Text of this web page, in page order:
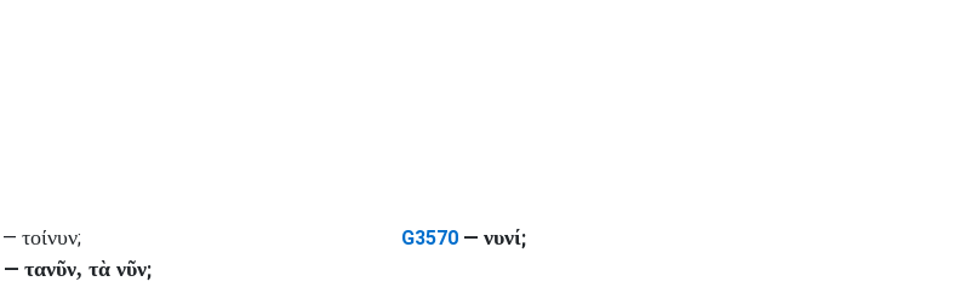
—τοίνυν;
—τανῦν, τὰ νῦν;
G3570— νυνί;